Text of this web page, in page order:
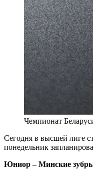
Чемпионат
Сегодня в высшей лиге
понедельник
Юниор – Минские